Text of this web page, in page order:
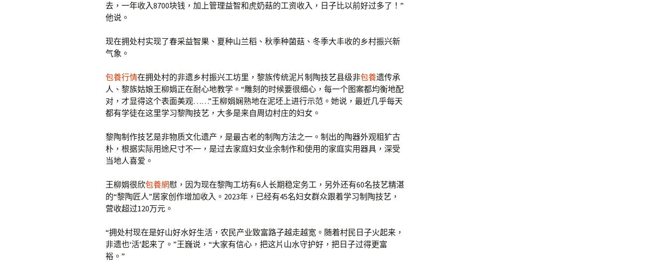
去，一年收入8700块钱，加上管理益智和虎奶菇的工资收入，日子比以前好过多了！”
他说。
现在拥处村实现了春采益智果、夏种山兰稻、秋季种菌菇、冬季大丰收的乡村振兴新
气象。
包養行情在拥处村的非遗乡村振兴工坊里，黎族传统泥片制陶技艺县级非包養遗传承
人、黎族姑娘王柳娟正在耐心地教学。“雕刻的时候要很细心，每一个图案都均衡地配
对，才显得这个表面美观……”王柳娟娴熟地在泥坯上进行示范。她说，最近几乎每天
都有学徒在这里学习黎陶技艺，大多是来自周边村庄的妇女。
黎陶制作技艺是非物质文化遗产，是最古老的制陶方法之一。制出的陶器外观粗犷古
朴，根据实际用途尺寸不一，是过去家庭妇女业余制作和使用的家庭实用器具，深受
当地人喜爱。
王柳娟很欣包養網慰，因为现在黎陶工坊有6人长期稳定务工，另外还有60名技艺精湛
的“黎陶匠人”居家创作增加收入。2023年，已经有45名妇女群众跟着学习制陶技艺，
营收超过120万元。
“拥处村现在是好山好水好生活，农民产业致富路子越走越宽。随着村民日子火起来，
非遗也‘活’起来了。”王巍说，“大家有信心，把这片山水守护好，把日子过得更富
裕。”